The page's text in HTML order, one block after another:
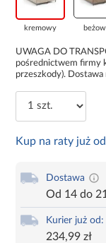
kremowy
UWAGA DO
pośrednictwem firmy
przeszkody).
Kup na raty już od
Dostawa
Od 14 do
Kurier już od:
234,99 zł